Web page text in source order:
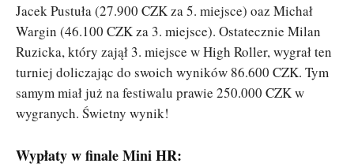
Jacek Pustuła (27.900 CZK za 5. miejsce) oaz Michał
Wargin (46.100 CZK za 3. miejsce). Ostatecznie Milan
Ruzicka, który zajął 3. miejsce w High Roller, wygrał ten
turniej doliczając do swoich wyników 86.600 CZK. Tym
samym miał już na festiwalu prawie 250.000 CZK w
wygranych. Świetny wynik!
Wypłaty w finale Mini HR: